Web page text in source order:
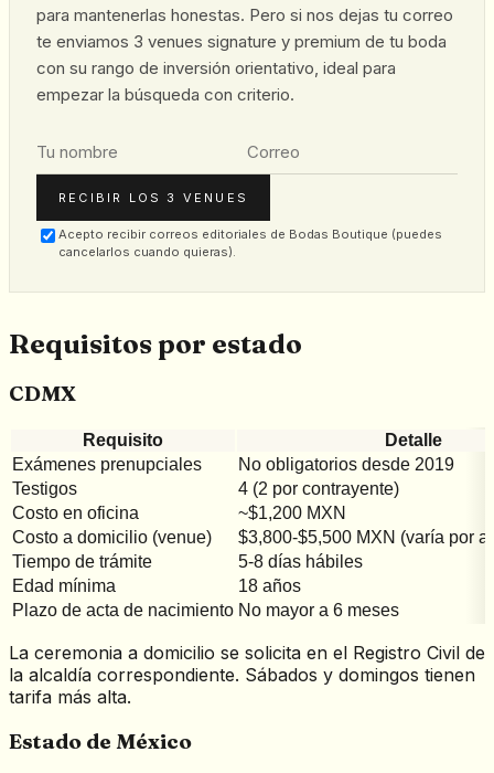
para mantenerlas honestas. Pero si nos dejas tu correo
te enviamos 3 venues signature y premium de tu boda
con su rango de inversión orientativo, ideal para
empezar la búsqueda con criterio.
RECIBIR LOS 3 VENUES
Acepto recibir correos editoriales de Bodas Boutique (puedes
cancelarlos cuando quieras).
Requisitos por estado
CDMX
Requisito
Detalle
Exámenes prenupciales
No obligatorios desde 2019
Testigos
4 (2 por contrayente)
Costo en oficina
~$1,200 MXN
Costo a domicilio (venue)
$3,800-$5,500 MXN (varía por
Tiempo de trámite
5-8 días hábiles
Edad mínima
18 años
Plazo de acta de nacimiento No mayor a 6 meses
La ceremonia a domicilio se solicita en el Registro Civil de
la alcaldía correspondiente. Sábados y domingos tienen
tarifa más alta.
Estado de México